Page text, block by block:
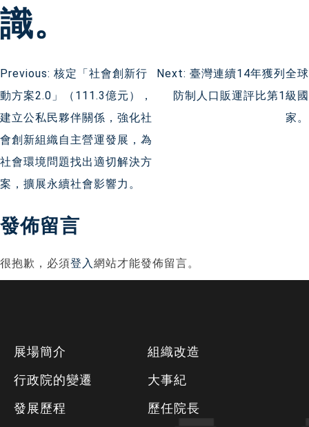
識。
文
章
導
覽
Previous: 核定「社會創新行
動方案2.0」（111.3億元），
建立公私民夥伴關係，強化社
會創新組織自主營運發展，為
社會環境問題找出適切解決方
案，擴展永續社會影響力。
Next: 臺灣連續14年獲列全球
防制人口販運評比第1級國
家。
發佈留言
很抱歉，必須登入網站才能發佈留言。
展場簡介
行政院的變遷
發展歷程
組織改造
大事紀
歷任院長